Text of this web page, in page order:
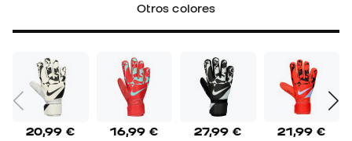
Otros colores
20,99 € 16,99 € 27,99 € 21,99 €